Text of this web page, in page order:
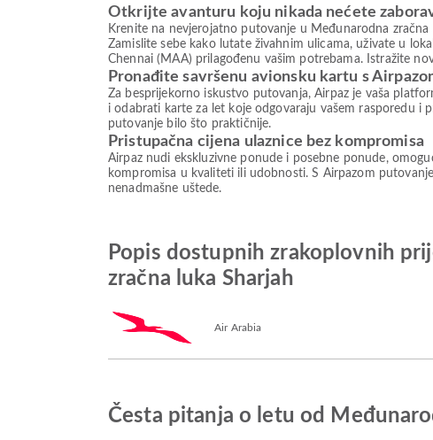
Otkrijte avanturu koju nikada nećete
Krenite na nevjerojatno putovanje u Međunarodna
Zamislite sebe kako lutate živahnim ulicama, uživate u
Chennai (MAA) prilagođenu vašim potrebama. Istražite
Pronađite savršenu avionsku kartu s
Za besprijekorno iskustvo putovanja, Airpaz je vaša
i odabrati karte za let koje odgovaraju vašem rasporedu i
putovanje bilo što praktičnije.
Pristupačna cijena ulaznice bez kompromisa
Airpaz nudi ekskluzivne ponude i posebne ponude,
kompromisa u kvaliteti ili udobnosti. S Airpazom
nenadmašne uštede.
Popis dostupnih zrakoplovnih
zračna luka Sharjah
Air Arabia
Česta pitanja o letu od